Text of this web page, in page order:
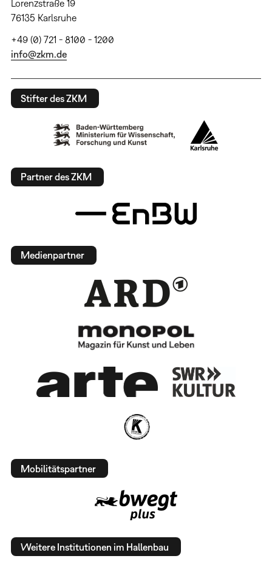
Lorenzstraße 19
76135 Karlsruhe
+49 (0) 721 - 8100 - 1200
info@zkm.de
Stifter des ZKM
Partner des ZKM
Medienpartner
Mobilitätspartner
Weitere Institutionen im Hallenbau